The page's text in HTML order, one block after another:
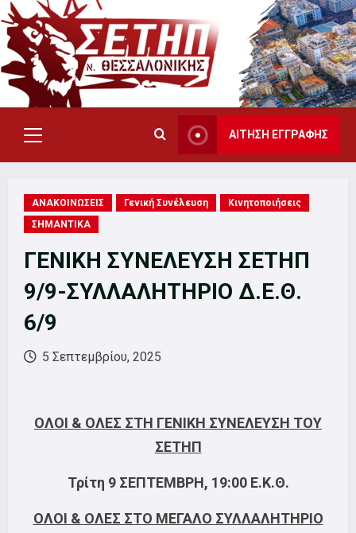
Skip
to
content
Primary
Menu
ΑΙΤΗΣΗ ΕΓΓΡΑΦΗΣ
ΑΝΑΚΟΙΝΩΣΕΙΣ Γενική Συνέλευση
Κινητοποιήσεις
ΣΗΜΑΝΤΙΚΑ
ΓΕΝΙΚΗ ΣΥΝΕΛΕΥΣΗ ΣΕΤΗΠ
9/9-ΣΥΛΛΑΛΗΤΗΡΙΟ Δ.Ε.Θ.
6/9
5 Σεπτεμβρίου, 2025
ΟΛΟΙ & ΟΛΕΣ ΣΤΗ ΓΕΝΙΚΗ ΣΥΝΕΛΕΥΣΗ ΤΟΥ
ΣΕΤΗΠ
Τρίτη 9 ΣΕΠΤΕΜΒΡΗ, 19:00 Ε.Κ.Θ.
ΟΛΟΙ & ΟΛΕΣ ΣΤΟ ΜΕΓΑΛΟ ΣΥΛΛΑΛΗΤΗΡΙΟ